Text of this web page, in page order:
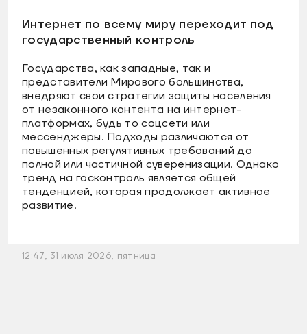
Интернет по всему миру переходит под
государственный контроль
Государства, как западные, так и
представители Мирового большинства,
внедряют свои стратегии защиты населения
от незаконного контента на интернет-
платформах, будь то соцсети или
мессенджеры. Подходы различаются от
повышенных регулятивных требований до
полной или частичной суверенизации. Однако
тренд на госконтроль является общей
тенденцией, которая продолжает активное
развитие.
12:47, 31 июля 2026, пятница